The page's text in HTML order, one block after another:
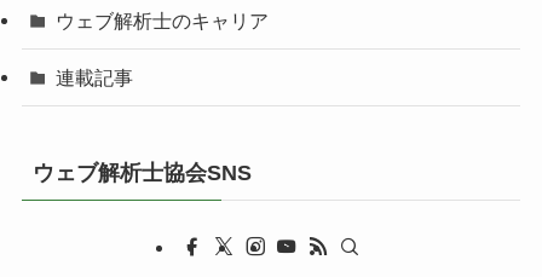
ウェブ解析士のキャリア
連載記事
ウェブ解析士協会SNS